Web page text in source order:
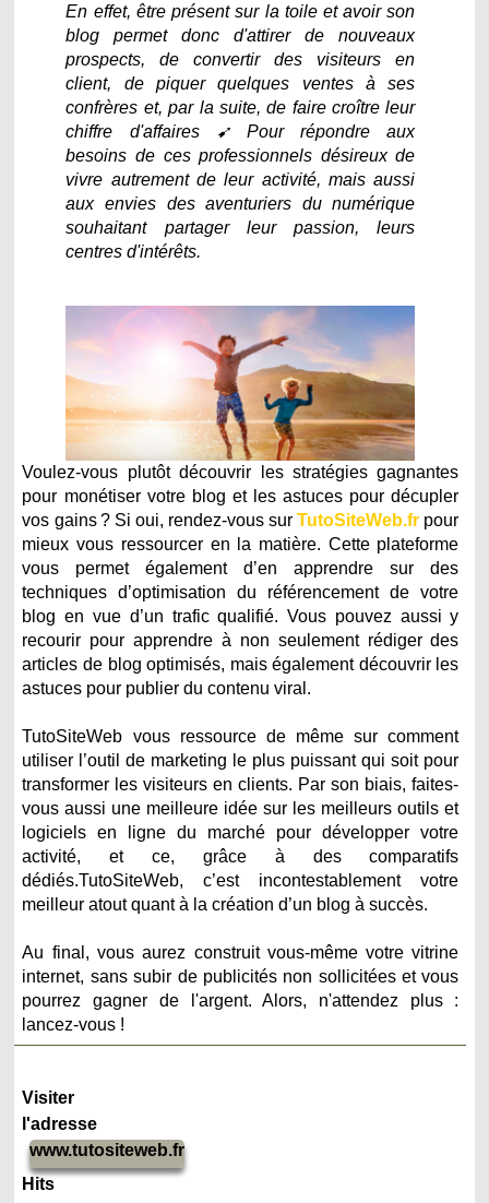
En effet, être présent sur la toile et avoir son
blog permet donc d'attirer de nouveaux
prospects, de convertir des visiteurs en
client, de piquer quelques ventes à ses
confrères et, par la suite, de faire croître leur
chiffre d'affaires ➹ Pour répondre aux
besoins de ces professionnels désireux de
vivre autrement de leur activité, mais aussi
aux envies des aventuriers du numérique
souhaitant partager leur passion, leurs
centres d'intérêts.
Voulez-vous plutôt découvrir les stratégies gagnantes
pour monétiser votre blog et les astuces pour décupler
vos gains ? Si oui, rendez-vous surTutoSiteWeb.fr pour
mieux vous ressourcer en la matière. Cette plateforme
vous permet également d’en apprendre sur des
techniques d’optimisation du référencement de votre
blog en vue d’un trafic qualifié. Vous pouvez aussi y
recourir pour apprendre à non seulement rédiger des
articles de blog optimisés, mais également découvrir les
astuces pour publier du contenu viral.
TutoSiteWeb vous ressource de même sur comment
utiliser l’outil de marketing le plus puissant qui soit pour
transformer les visiteurs en clients. Par son biais, faites-
vous aussi une meilleure idée sur les meilleurs outils et
logiciels en ligne du marché pour développer votre
activité, et ce, grâce à des comparatifs
dédiés.TutoSiteWeb, c’est incontestablement votre
meilleur atout quant à la création d’un blog à succès.
Au final, vous aurez construit vous-même votre vitrine
internet, sans subir de publicités non sollicitées et vous
pourrez gagner de l'argent. Alors, n'attendez plus :
lancez-vous !
Visiter
l'adresse
www.tutositeweb.fr
Hits